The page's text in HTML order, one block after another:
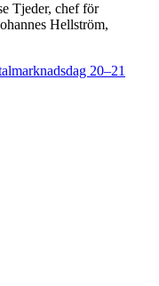
Tjeder, chef för
Hellström,
20–21